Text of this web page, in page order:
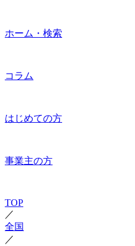
ホーム・検索
コラム
はじめての方
事業主の方
TOP
／
全国
／